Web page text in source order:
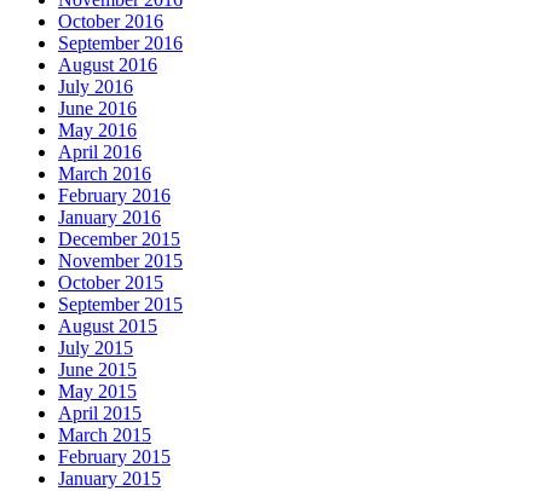
October 2016
September 2016
August 2016
July 2016
June 2016
May 2016
April 2016
March 2016
February 2016
January 2016
December 2015
November 2015
October 2015
September 2015
August 2015
July 2015
June 2015
May 2015
April 2015
March 2015
February 2015
January 2015